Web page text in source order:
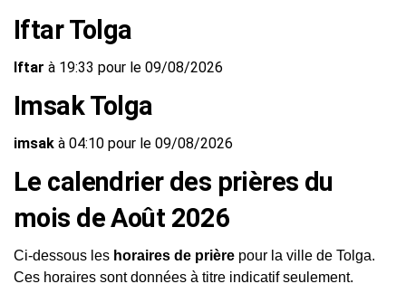
Iftar Tolga
Iftar à 19:33 pour le 09/08/2026
Imsak Tolga
imsak à 04:10 pour le 09/08/2026
Le calendrier des prières du
mois de Août 2026
Ci-dessous les horaires de prière pour la ville de Tolga.
Ces horaires sont données à titre indicatif seulement.